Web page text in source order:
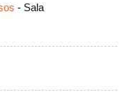
- Sala